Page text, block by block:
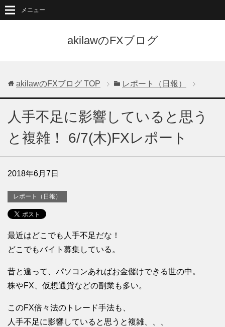
akilawのFXブログ
メニュー
akilawのFXブログ TOP レポート（日報）
人手不足に影響していると思う
と複雑！ 6/7(木)FXレポート
2018年6月7日
レポート（日報）
最近はどこでも人手不足だな！
どこでもバイト募集している。
昔と違って、パソコンあればお金儲けできる世の中。
株やFX、仮想通貨などの副業も多い。
このFX倍々法のトレード手法も、
人手不足に影響していると思うと複雑、、、